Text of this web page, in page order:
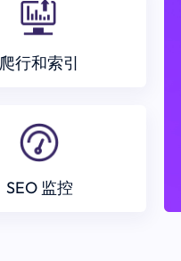
爬行和索引
SEO 监控